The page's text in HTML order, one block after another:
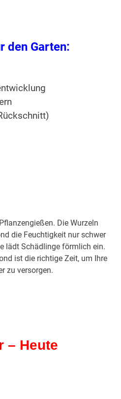
den Garten:
Die Wurzeln
die Feuchtigkeit nur schwer
lädt Schädlinge förmlich ein.
ist die richtige Zeit, um Ihre
zu versorgen.
– Heute